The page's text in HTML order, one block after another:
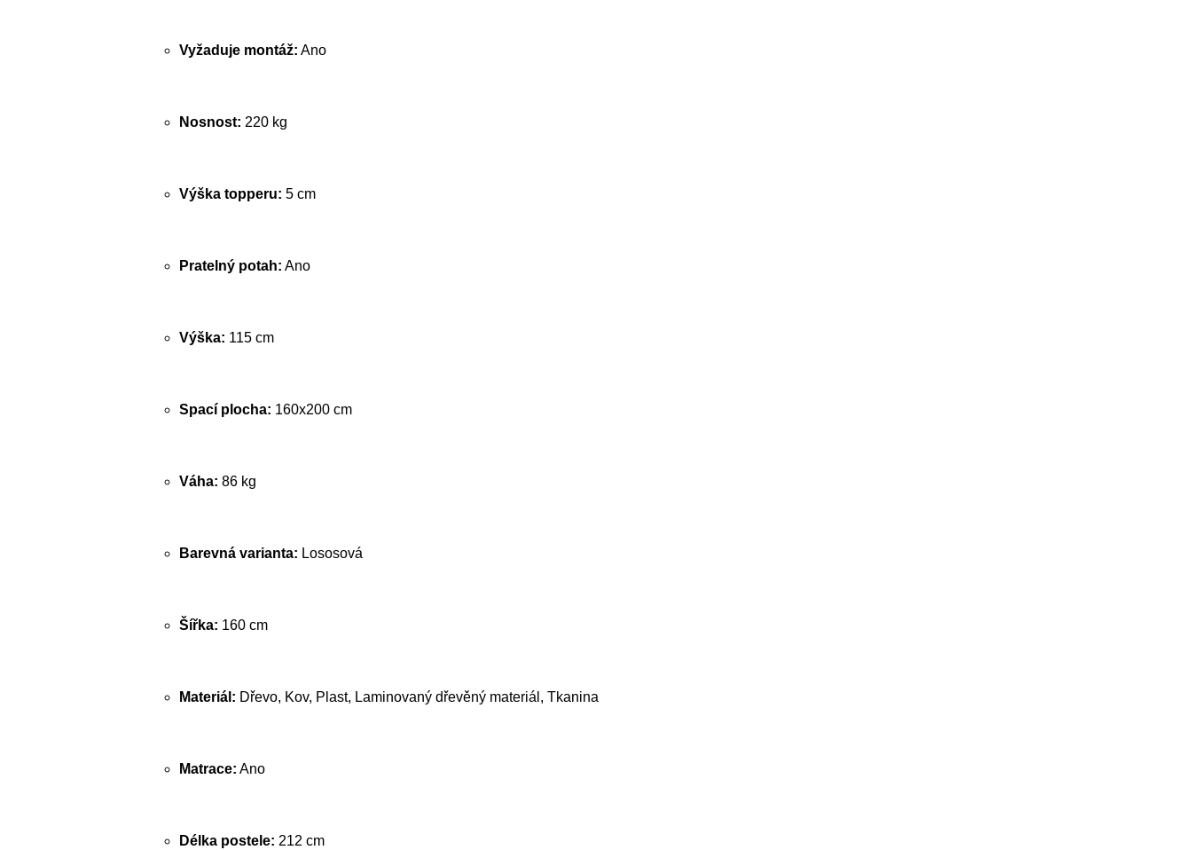
Vyžaduje montáž: Ano
Nosnost: 220 kg
Výška topperu: 5 cm
Pratelný potah: Ano
Výška: 115 cm
Spací plocha: 160x200 cm
Váha: 86 kg
Barevná varianta: Lososová
Šířka: 160 cm
Materiál: Dřevo, Kov, Plast, Laminovaný dřevěný materiál, Tkanina
Matrace: Ano
Délka postele: 212 cm